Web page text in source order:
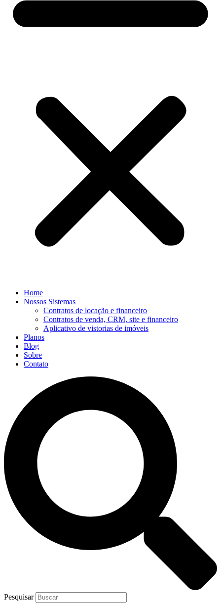
Home
Nossos Sistemas
Contratos de locação e financeiro
Contratos de venda, CRM, site e financeiro
Aplicativo de vistorias de imóveis
Planos
Blog
Sobre
Contato
Pesquisar